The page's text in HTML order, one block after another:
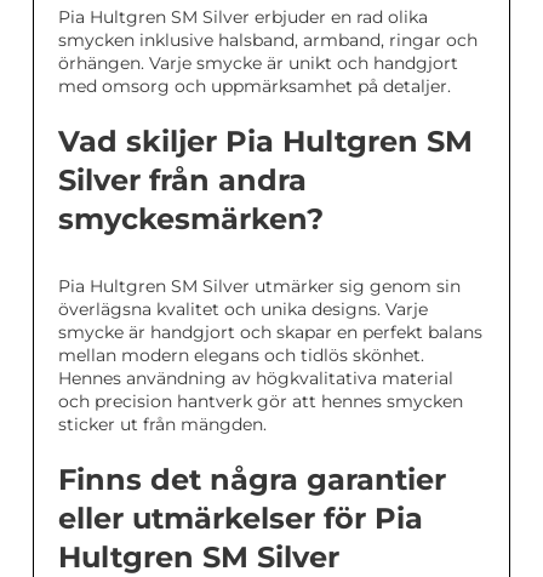
Pia Hultgren SM Silver erbjuder en rad olika
smycken inklusive halsband, armband, ringar och
örhängen. Varje smycke är unikt och handgjort
med omsorg och uppmärksamhet på detaljer.
Vad skiljer Pia Hultgren SM
Silver från andra
smyckesmärken?
Pia Hultgren SM Silver utmärker sig genom sin
överlägsna kvalitet och unika designs. Varje
smycke är handgjort och skapar en perfekt balans
mellan modern elegans och tidlös skönhet.
Hennes användning av högkvalitativa material
och precision hantverk gör att hennes smycken
sticker ut från mängden.
Finns det några garantier
eller utmärkelser för Pia
Hultgren SM Silver